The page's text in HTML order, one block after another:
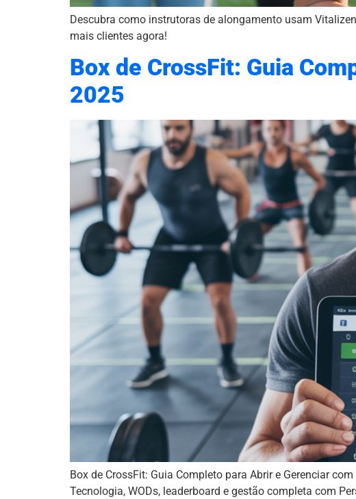
Descubra como instrutoras de alongamento usam
mais clientes agora!
Box de CrossFit: Guia
2025
Box de CrossFit: Guia Completo para Abrir e Gerenciar
Tecnologia, WODs, leaderboard e gestão completa com